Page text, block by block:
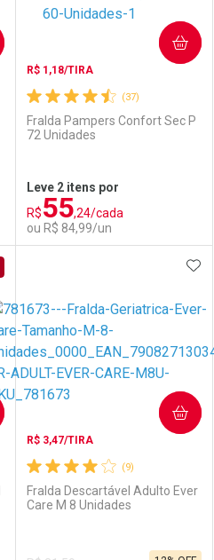
Comprar sem Desconto
Por R$ 64,90/cada
Comprar sem Desconto
Por R$ 64,90/cada
(37)
R$ 1,18/TIRA
Fralda Pampers Confort Sec P
72 Unidades
Leve 2 itens por
R$55,24/cada
ou R$ 84,99/un
COMPRAR
Laboratório
Por Menos
(9)
R$ 3,47/TIRA
Fralda Descartável Adulto Ever
Care M 8 Unidades
COMPRAR